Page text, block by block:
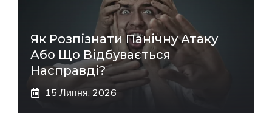
Як Розпізнати Панічну Атаку
Або Що Відбувається
Насправді?
15 Липня, 2026